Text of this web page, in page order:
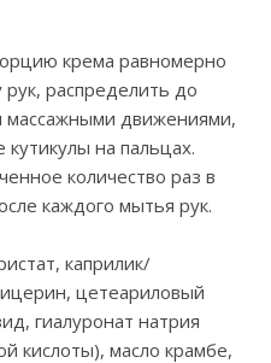
крема равномерно
распределить до
массажными движениями,
на пальцах.
количество раз в
каждого мытья рук.
каприлик/
цетеариловый
гиалуронат натрия
кислоты), масло крамбе,